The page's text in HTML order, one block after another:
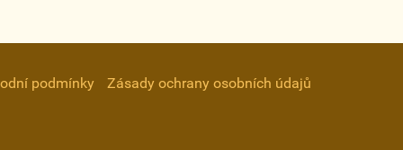
podmínky Zásady ochrany osobních údajů